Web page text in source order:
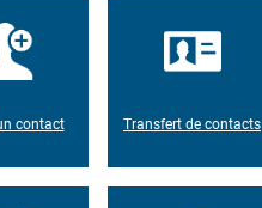
contact Transfert de contacts